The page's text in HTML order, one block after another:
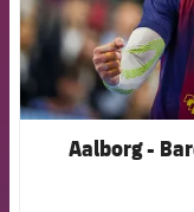
Aalborg -